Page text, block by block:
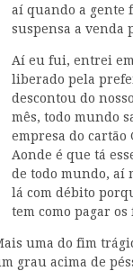
aí quando a gente
suspensa a venda
Aí eu fui, entrei
liberado pela
descontou do
mês, todo mundo
empresa do cartão
Aonde é que tá
de todo mundo, aí
lá com débito
tem como pagar
uma do fim
grau acima de